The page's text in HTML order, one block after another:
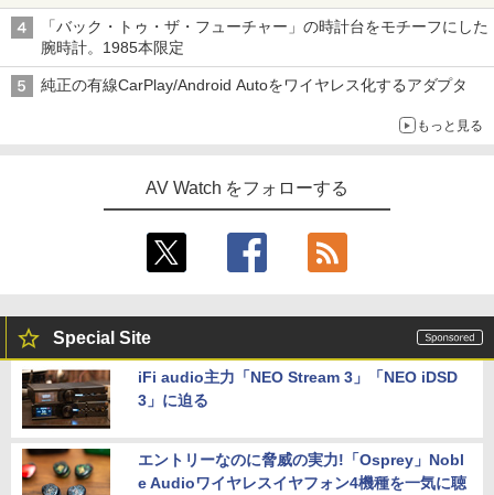
「バック・トゥ・ザ・フューチャー」の時計台をモチーフにした
腕時計。1985本限定
純正の有線CarPlay/Android Autoをワイヤレス化するアダプタ
もっと見る
AV Watch をフォローする
Special Site
iFi audio主力「NEO Stream 3」「NEO iDSD
3」に迫る
エントリーなのに脅威の実力!「Osprey」Nobl
e Audioワイヤレスイヤフォン4機種を一気に聴